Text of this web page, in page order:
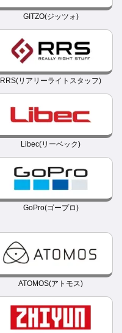
GITZO(ジッツォ)
RRS(リアリーライトスタッフ)
Libec(リーベック)
GoPro(ゴープロ)
ATOMOS(アトモス)